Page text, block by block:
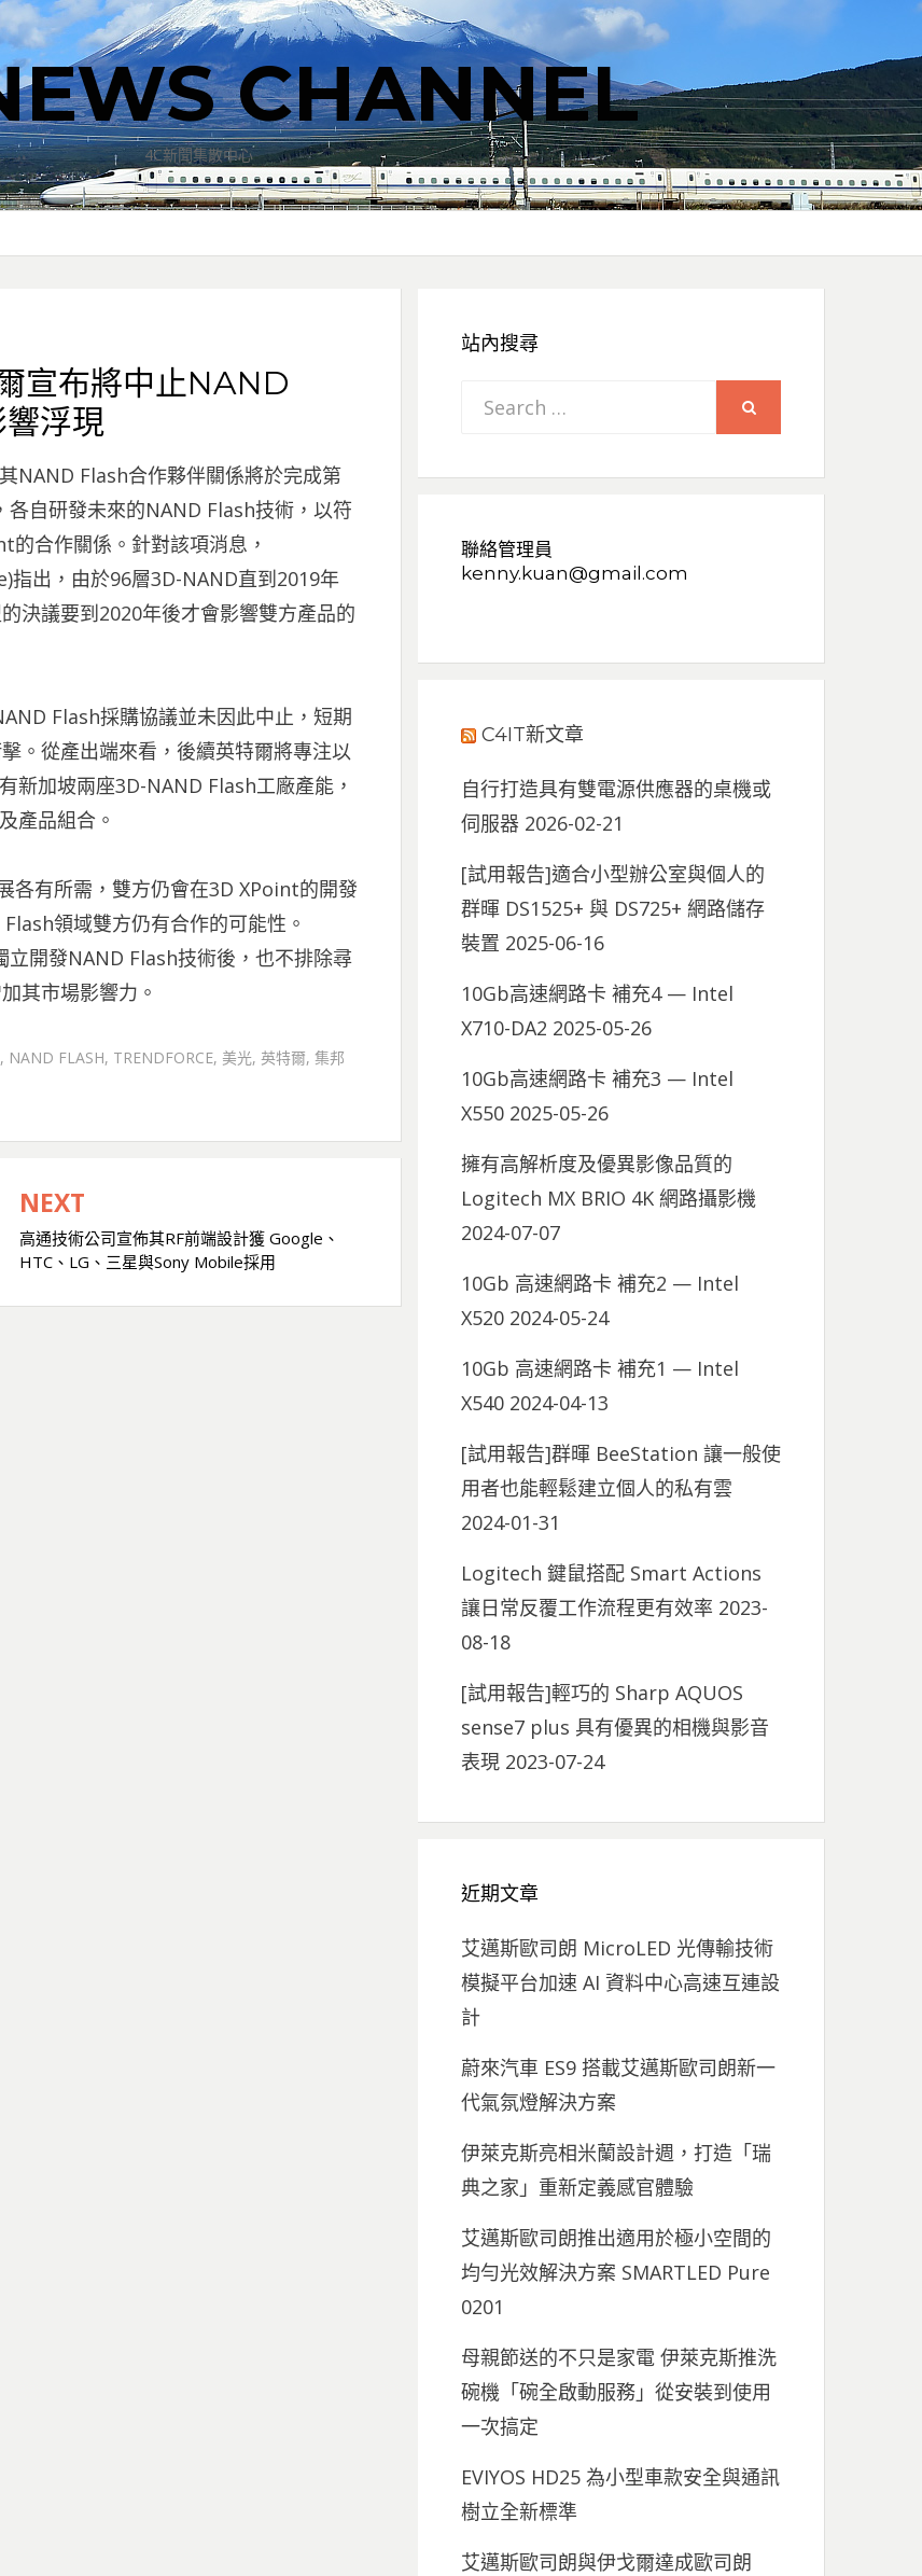
CHANNEL
4C新聞集散中心
宣布將中止NAND
浮現
NAND Flash合作夥伴關係將於完成第
自研發未來的NAND Flash技術，以符
的合作關係。 針對該項消息，
出，由於96層3D-NAND直到2019年
決議要到2020年後才會影響雙方產品的
Flash採購協議並未因此中止，短期
。從產出端來看，後續英特爾將專注以
新加坡兩座3D-NAND Flash工廠產能，
產品組合。
各有所需，雙方仍會在3D XPoint的開發
領域雙方仍有合作的可能性。
開發NAND Flash技術後，也不排除尋
其市場影響力。
, NAND FLASH, TRENDFORCE, 美光, 英特爾, 集邦
NEXT
高通技術公司宣佈其RF前端設計獲 Google、
HTC、LG、三星與Sony Mobile採用
站內搜尋
Search
聯絡管理員
kenny.kuan@gmail.com
C4IT新文章
自行打造具有雙電源供應器的桌機或
伺服器 2026-02-21
[試用報告]適合小型辦公室與個人的
群暉 DS1525+ 與 DS725+ 網路儲存
裝置 2025-06-16
10Gb高速網路卡 補充4 — Intel
X710-DA2 2025-05-26
10Gb高速網路卡 補充3 — Intel
X550 2025-05-26
擁有高解析度及優異影像品質的
Logitech MX BRIO 4K 網路攝影機
2024-07-07
10Gb 高速網路卡 補充2 — Intel
X520 2024-05-24
10Gb 高速網路卡 補充1 — Intel
X540 2024-04-13
[試用報告]群暉 BeeStation 讓一般使
用者也能輕鬆建立個人的私有雲
2024-01-31
Logitech 鍵鼠搭配 Smart Actions
讓日常反覆工作流程更有效率 2023-
08-18
[試用報告]輕巧的 Sharp AQUOS
sense7 plus 具有優異的相機與影音
表現 2023-07-24
近期文章
艾邁斯歐司朗 MicroLED 光傳輸技術
模擬平台加速 AI 資料中心高速互連設
計
蔚來汽車 ES9 搭載艾邁斯歐司朗新一
代氣氛燈解決方案
伊萊克斯亮相米蘭設計週，打造「瑞
典之家」重新定義感官體驗
艾邁斯歐司朗推出適用於極小空間的
均勻光效解決方案 SMARTLED Pure
0201
母親節送的不只是家電 伊萊克斯推洗
碗機「碗全啟動服務」從安裝到使用
一次搞定
EVIYOS HD25 為小型車款安全與通訊
樹立全新標準
艾邁斯歐司朗與伊戈爾達成歐司朗